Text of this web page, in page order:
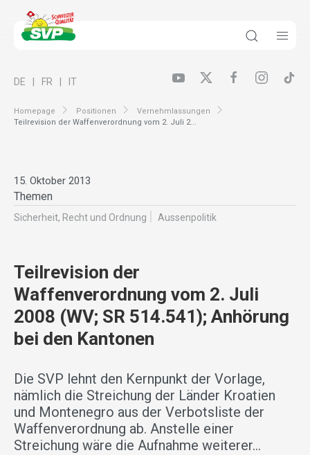
Homepage Positionen
Vernehmlassungen
Teilrevision der Waffenverordnung vom 2. Juli 2...
DE FR IT
15. Oktober 2013
Themen
Sicherheit, Recht und Ordnung Aussenpolitik
Teilrevision der
Waffenverordnung vom 2. Juli
2008 (WV; SR 514.541); Anhörung
bei den Kantonen
Die SVP lehnt den Kernpunkt der Vorlage,
nämlich die Streichung der Länder Kroatien
und Montenegro aus der Verbotsliste der
Waffenverordnung ab. Anstelle einer
Streichung wäre die Aufnahme weiterer…